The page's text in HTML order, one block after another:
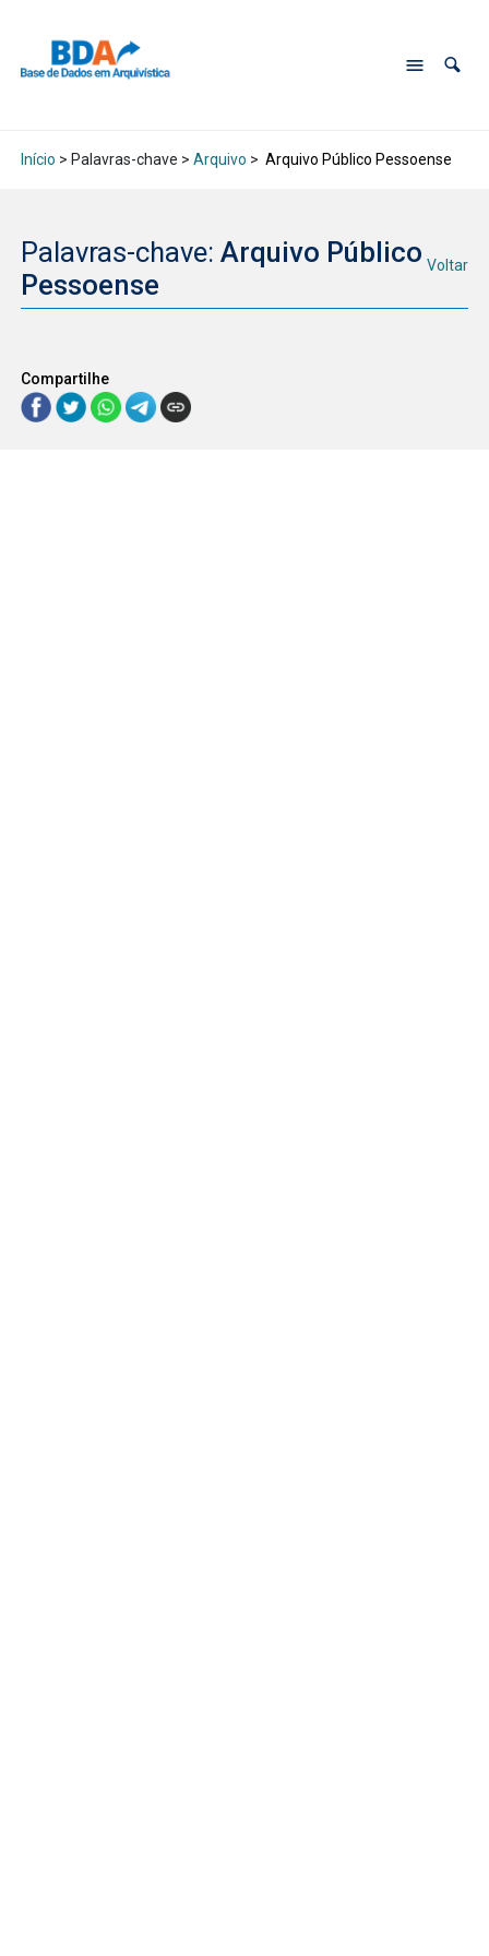
Início > Palavras-chave > Arquivo > Arquivo Público Pessoense
Palavras-chave: Arquivo Público
Pessoense
Voltar
Compartilhe